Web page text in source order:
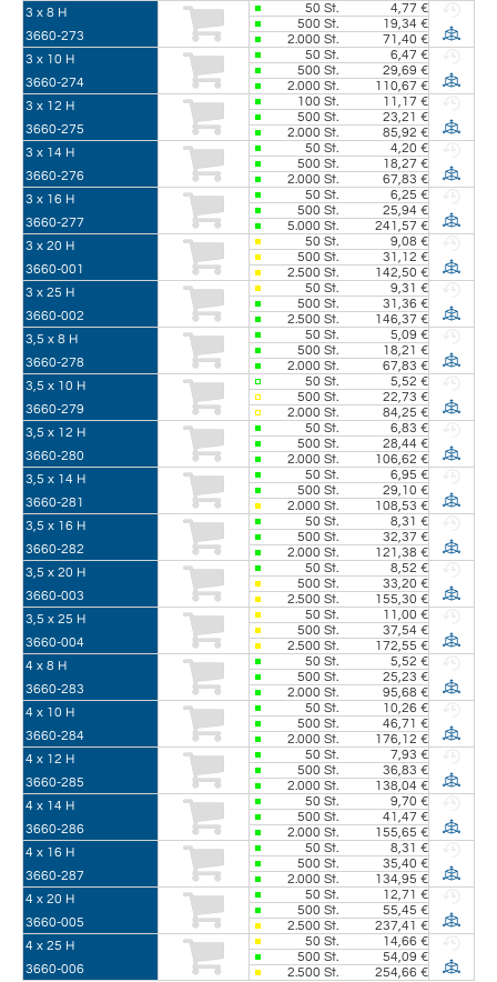
3 x 8 H
3660-273
50 St.
4,77 €
500 St.
19,34 €
2.000 St.
71,40 €
3 x 10 H
3660-274
50 St.
6,47 €
500 St.
29,69 €
2.000 St.
110,67 €
3 x 12 H
3660-275
100 St.
11,17 €
500 St.
23,21 €
2.000 St.
85,92 €
3 x 14 H
3660-276
50 St.
4,20 €
500 St.
18,27 €
2.000 St.
67,83 €
3 x 16 H
3660-277
50 St.
6,25 €
500 St.
25,94 €
5.000 St.
241,57 €
3 x 20 H
3660-001
50 St.
9,08 €
500 St.
31,12 €
2.500 St.
142,50 €
3 x 25 H
3660-002
50 St.
9,31 €
500 St.
31,36 €
2.500 St.
146,37 €
3,5 x 8 H
3660-278
50 St.
5,09 €
500 St.
18,21 €
2.000 St.
67,83 €
3,5 x 10 H
3660-279
50 St.
5,52 €
500 St.
22,73 €
2.000 St.
84,25 €
3,5 x 12 H
3660-280
50 St.
6,83 €
500 St.
28,44 €
2.000 St.
106,62 €
3,5 x 14 H
3660-281
50 St.
6,95 €
500 St.
29,10 €
2.000 St.
108,53 €
3,5 x 16 H
3660-282
50 St.
8,31 €
500 St.
32,37 €
2.000 St.
121,38 €
3,5 x 20 H
3660-003
50 St.
8,52 €
500 St.
33,20 €
2.500 St.
155,30 €
3,5 x 25 H
3660-004
50 St.
11,00 €
500 St.
37,54 €
2.500 St.
172,55 €
4 x 8 H
3660-283
50 St.
5,52 €
500 St.
25,23 €
2.000 St.
95,68 €
4 x 10 H
3660-284
50 St.
10,26 €
500 St.
46,71 €
2.000 St.
176,12 €
4 x 12 H
3660-285
50 St.
7,93 €
500 St.
36,83 €
2.000 St.
138,04 €
4 x 14 H
3660-286
50 St.
9,70 €
500 St.
41,47 €
2.000 St.
155,65 €
4 x 16 H
3660-287
50 St.
8,31 €
500 St.
35,40 €
2.000 St.
134,95 €
4 x 20 H
3660-005
50 St.
12,71 €
500 St.
55,45 €
2.500 St.
237,41 €
4 x 25 H
3660-006
50 St.
14,66 €
500 St.
54,09 €
2.500 St. 254,66 €